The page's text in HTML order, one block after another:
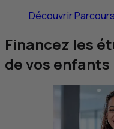
Découvrir
Financez les
de vos enfants